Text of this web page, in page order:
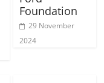
Foundation
29 November
2024